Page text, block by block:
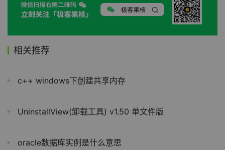
相关推荐
c++ windows下创建共享内存
UninstallView(卸载工具) v1.50 单文件版
oracle数据库实例是什么意思